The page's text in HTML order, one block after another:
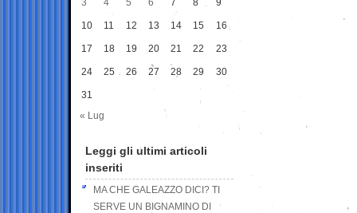
3 4 5 6 7 8 9
10 11 12 13 14 15 16
17 18 19 20 21 22 23
24 25 26 27 28 29 30
31
« Lug
Leggi gli ultimi articoli
inseriti
MA CHE GALEAZZO DICI? TI
SERVE UN BIGNAMINO DI